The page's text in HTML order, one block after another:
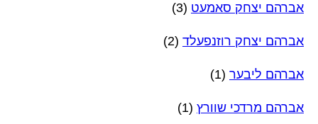
אברהם יצחק סאמעט (3)
אברהם יצחק רוזנפעלד (2)
אברהם ליבער (1)
אברהם מרדכי שוורץ (1)